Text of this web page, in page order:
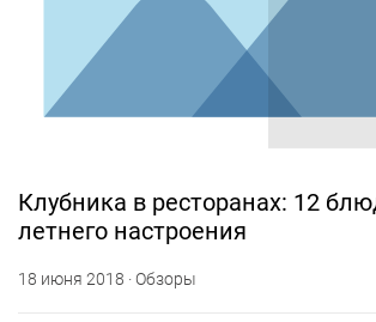
Клубника в ресторанах: 12
летнего настроения
18 июня 2018 · Обзоры